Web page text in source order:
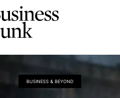
BUSINESS & BEYOND